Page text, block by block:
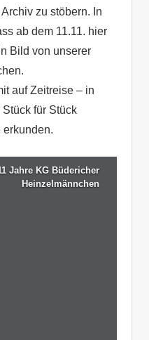
zu stöbern. In
ab dem 11.11. hier
Bild von unserer
auf Zeitreise – in
für Stück
erkunden.